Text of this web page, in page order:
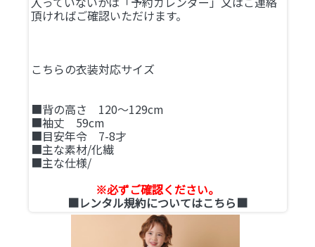
頂ければご確認いただけます。
こちらの衣装対応サイズ
■背の高さ 120～129cm
■袖丈 59cm
■目安年令 7-8才
■主な素材/化繊
■主な仕様/
※必ずご確認ください。
■レンタル規約についてはこちら■